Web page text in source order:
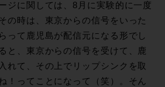
ジに関しては、8月に実験的に一度
の時は、東京からの信号をいった
って鹿児島が配信元になる形でし
と、東京からの信号を受けて、鹿
れて、その上でリップシンクを取
！ってことになって（笑）。そん